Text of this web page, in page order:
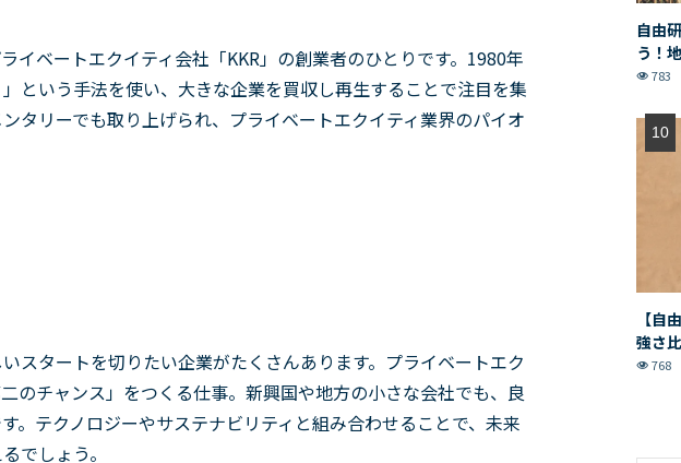
イベートエクイティ会社「KKR」の創業者のひとりです。1980年
という手法を使い、大きな企業を買収し再生することで注目を集
タリーでも取り上げられ、プライベートエクイティ業界のパイオ
スタートを切りたい企業がたくさんあります。プライベートエク
のチャンス」をつくる仕事。新興国や地方の小さな会社でも、良
。テクノロジーやサステナビリティと組み合わせることで、未来
でしょう。
自由
う！
783
【自
強さ
768